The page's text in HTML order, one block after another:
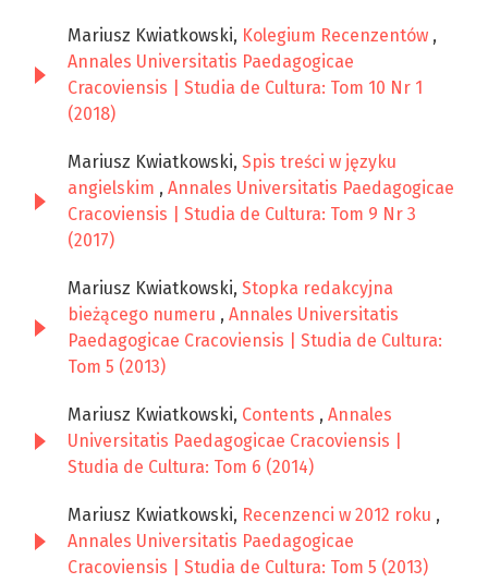
Mariusz Kwiatkowski, Kolegium Recenzentów ,
Annales Universitatis Paedagogicae
Cracoviensis | Studia de Cultura: Tom 10 Nr 1
(2018)
Mariusz Kwiatkowski, Spis treści w języku
angielskim , Annales Universitatis Paedagogicae
Cracoviensis | Studia de Cultura: Tom 9 Nr 3
(2017)
Mariusz Kwiatkowski, Stopka redakcyjna
bieżącego numeru , Annales Universitatis
Paedagogicae Cracoviensis | Studia de Cultura:
Tom 5 (2013)
Mariusz Kwiatkowski, Contents , Annales
Universitatis Paedagogicae Cracoviensis |
Studia de Cultura: Tom 6 (2014)
Mariusz Kwiatkowski, Recenzenci w 2012 roku ,
Annales Universitatis Paedagogicae
Cracoviensis | Studia de Cultura: Tom 5 (2013)